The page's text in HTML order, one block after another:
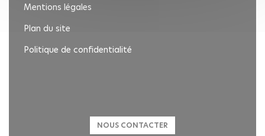
Mentions légales
Plan du site
Politique de confidentialité
NOUS CONTACTER